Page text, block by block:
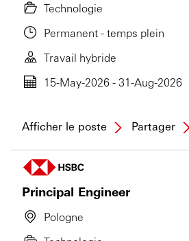
Technologie
Permanent - temps plein
Travail hybride
15-May-2026 - 31-Aug-2026
Afficher le poste Partager
Principal Engineer
Pologne